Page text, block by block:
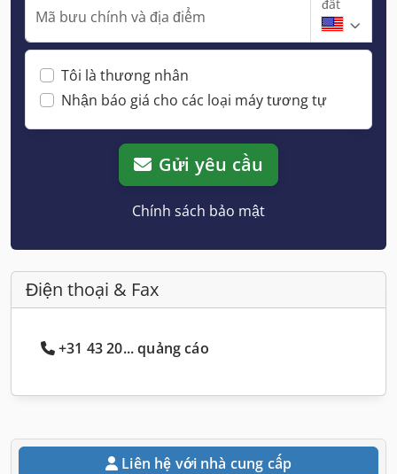
Mã bưu chính và địa điểm
đất
Tôi là thương nhân
Nhận báo giá cho các loại máy tương tự
Gửi yêu cầu
Chính sách bảo mật
Điện thoại & Fax
+31 43 20... quảng cáo
Liên hệ với nhà cung cấp